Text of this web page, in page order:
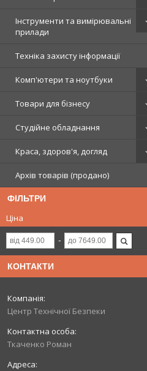
Інструменти та вимірювальні
прилади
Техніка захисту інформації
Комп'ютери та ноутбуки
Товари для бізнесу
Студійне обладнання
Краса, здоров'я, догляд
Архів товарів (продано)
ФІЛЬТРИ
Ціна
КОНТАКТИ
Центр Технічної Безпеки
Ткаченко Роман